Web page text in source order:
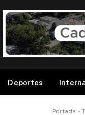
Deportes
Portada »